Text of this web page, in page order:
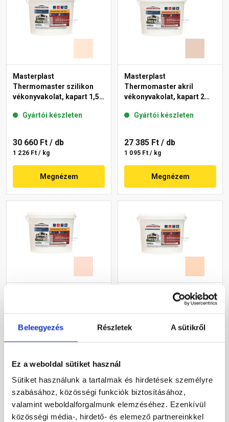
Beleegyezés Részletek A sütikről
Ez a weboldal sütiket használ
Sütiket használunk a tartalmak és hirdetések személyre
szabásához, közösségi funkciók biztosításához,
valamint weboldalforgalmunk elemzéséhez. Ezenkívül
közösségi média-, hirdető- és elemező partnereinkkel
Masterplast
Thermomaster szilikon
vékonyvakolat, kapart 1,5
Gyártói készleten
30 660 Ft / db
1 226 Ft / kg
Megnézem
Masterplast
Thermomaster akril
vékonyvakolat, kapart 2
Gyártói készleten
27 385 Ft / db
1 095 Ft / kg
Megnézem
mm 17-F 25 kg
Gyártói készleten
30 660 Ft/ db
Megnézem
Thermomaster akril
gördülőszemcsés 2 mm
Gyártói készleten
Megnézem